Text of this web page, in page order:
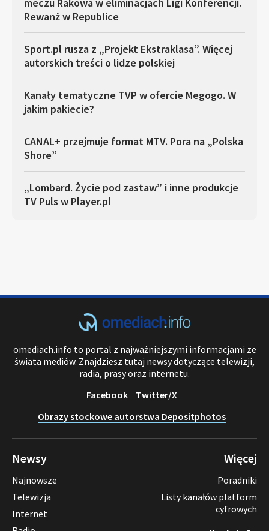
Rewanż w Republice
Sport.pl rusza z „Projekt Ekstraklasa”. Więcej
autorskich treści o lidze polskiej
Kanały tematyczne TVP w ofercie Megogo. W
jakim pakiecie?
CANAL+ przejmuje format MTV. Pora na „Polska
Shore”
„Lombard. Życie pod zastaw” i inne produkcje
TV Puls w Player.pl
omediach.info to portal z najważniejszymi informacjami ze
świata mediów. Znajdziesz tutaj newsy dotyczące telewizji,
radia, prasy oraz internetu.
Facebook
Twitter/X
Obrazy stockowe autorstwa Depositphotos
Newsy
Najnowsze
Telewizja
Internet
Więcej
Poradniki
Listy kanałów platform
cyfrowych